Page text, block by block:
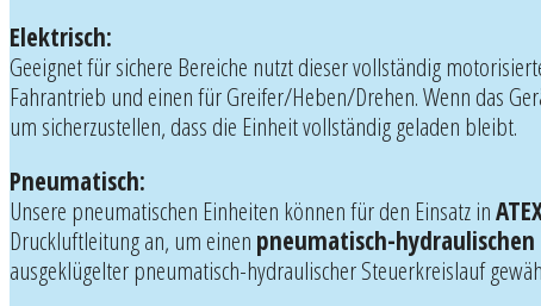
Elektrisch:
Geeignet für sichere Bereiche nutzt dieser vollständig
Fahrantrieb und einen für Greifer/Heben/Drehen. Wenn das
um sicherzustellen, dass die Einheit vollständig geladen bleibt.
Pneumatisch:
Unsere pneumatischen Einheiten können für den Einsatz in
Druckluftleitung an, um einen pneumatisch-
ausgeklügelter pneumatisch-hydraulischer Steuerkreislauf